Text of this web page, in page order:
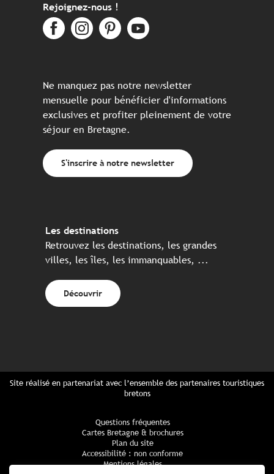
Rejoignez-nous !
Ne manquez pas notre newsletter
mensuelle pour bénéficier d'informations
exclusives et profiter pleinement de votre
séjour en Bretagne.
S'inscrire à notre newsletter
Les destinations
Retrouvez les destinations, les grandes
villes, les îles, les immanquables, ...
Découvrir
Site réalisé en partenariat avec l’ensemble des partenaires touristiques
bretons
Questions fréquentes
Cartes Bretagne & brochures
Plan du site
Accessibilité : non conforme
Mentions légales